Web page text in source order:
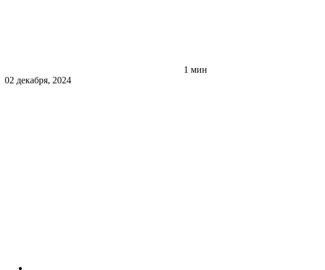
1 мин
02 декабря, 2024